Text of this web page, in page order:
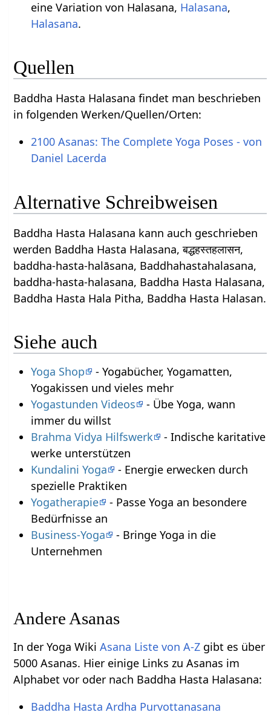
eine Variation von Halasana, Halasana,
Halasana.
Quellen
Baddha Hasta Halasana findet man beschrieben
in folgenden Werken/Quellen/Orten:
2100 Asanas: The Complete Yoga Poses - von
Daniel Lacerda
Alternative Schreibweisen
Baddha Hasta Halasana kann auch geschrieben
werden Baddha Hasta Halasana, बद्धहस्तहलासन,
baddha-hasta-halāsana, Baddhahastahalasana,
baddha-hasta-halasana, Baddha Hasta Halasana,
Baddha Hasta Hala Pitha, Baddha Hasta Halasan.
Siehe auch
Yoga Shop
- Yogabücher, Yogamatten,
Yogakissen und vieles mehr
Yogastunden Videos
- Übe Yoga, wann
immer du willst
Brahma Vidya Hilfswerk
- Indische karitative
werke unterstützen
Kundalini Yoga
- Energie erwecken durch
spezielle Praktiken
Yogatherapie
- Passe Yoga an besondere
Bedürfnisse an
Business-Yoga
- Bringe Yoga in die
Unternehmen
Andere Asanas
In der Yoga WikiAsana Liste von A-Z gibt es über
5000 Asanas. Hier einige Links zu Asanas im
Alphabet vor oder nach Baddha Hasta Halasana:
Baddha Hasta Ardha Purvottanasana